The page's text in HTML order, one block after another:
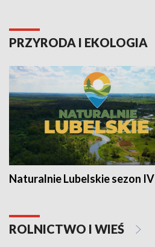
PRZYRODA I EKOLOGIA
Naturalnie Lubelskie sezon IV
ROLNICTWO I WIEŚ